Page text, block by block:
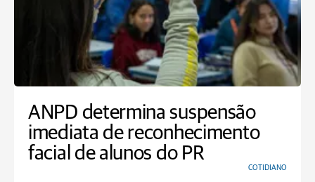
ANPD determina suspensão
imediata de reconhecimento
facial de alunos do PR
COTIDIANO